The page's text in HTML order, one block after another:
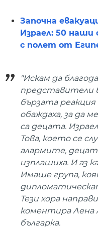
Започна
Израел: 50 наши
с полет от
"Искам да
представители в
бързата
обаждаха, за да
са децата.
Това, което се
алармите,
изплашиха. И аз
Имаше група,
Тези хора
коментира Лена
българка.